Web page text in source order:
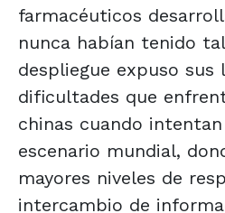
farmacéuticos
nunca habían tenido
despliegue expuso sus
dificultades que
chinas cuando
escenario mundial,
mayores niveles de
intercambio de